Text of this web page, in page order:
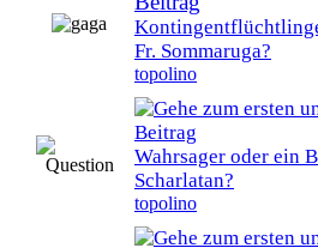
Fr. Sommaruga?
topolino
0 Bewertung(en) - 0 von 5
Wahrsager oder ein
Scharlatan?
topolino
0 Bewertung(en) - 0 von 5